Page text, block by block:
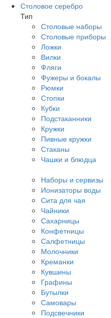
Столовое серебро
Тип
Столовые наборы
Столовые приборы
Ложки
Вилки
Фляги
Фужеры и бокалы
Рюмки
Стопки
Кубки
Подстаканники
Кружки
Пивные кружки
Стаканы
Чашки и блюдца
Наборы и сервизы
Ионизаторы воды
Сита для чая
Чайники
Сахарницы
Конфетницы
Салфетницы
Молочники
Креманки
Кувшины
Графины
Бутылки
Самовары
Подсвечники